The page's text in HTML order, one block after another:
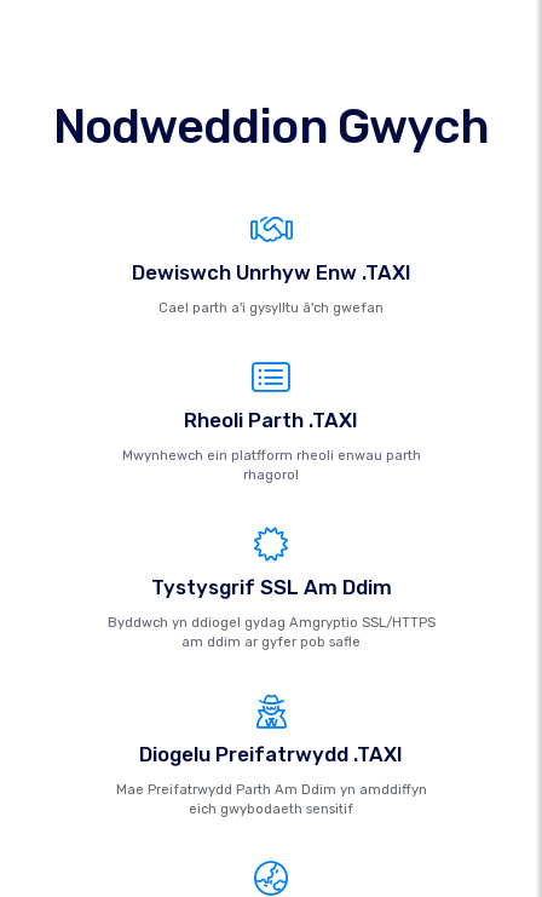
Nodweddion Gwych
Dewiswch Unrhyw Enw .TAXI
Cael parth a'i gysylltu â'ch gwefan
Rheoli Parth .TAXI
Mwynhewch ein platfform rheoli enwau parth
rhagorol
Tystysgrif SSL Am Ddim
Byddwch yn ddiogel gydag Amgryptio SSL/HTTPS
am ddim ar gyfer pob safle
Diogelu Preifatrwydd .TAXI
Mae Preifatrwydd Parth Am Ddim yn amddiffyn
eich gwybodaeth sensitif